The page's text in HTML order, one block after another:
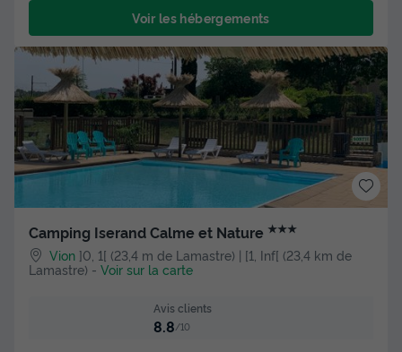
Voir les hébergements
Camping Iserand Calme et Nature ★★★
Vion ]0, 1[ (23,4 m de Lamastre) | [1, Inf[ (23,4 km de
Lamastre) - Voir sur la carte
Avis clients
8.8/10